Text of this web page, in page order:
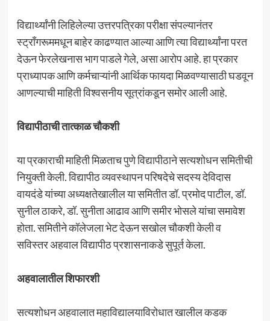
विद्यार्थ्यांनी लिहिलेल्या उत्तरपत्रिका परीक्षा संपल्यानंतर
स्ट्रॉंगरूममधून बाहेर काढण्यात आल्या आणि त्या विद्यार्थ्यांना परत
देऊन फेरलेखनास भाग पाडले गेले, असा आरोप आहे. हा प्रकार
प्राध्यापक आणि कर्मचाऱ्यांनी आर्थिक फायदा मिळवण्यासाठी घडवून
आणल्याची माहिती विश्वसनीय सूत्रांकडून समोर आली आहे.
विद्यापीठाची तात्काळ चौकशी
या प्रकाराची माहिती मिळताच पुणे विद्यापीठाने सत्यशोधन समितीची
नियुक्ती केली. विद्यापीठ व्यवस्थापन परिषदेचे सदस्य देविदास
वायदंडे यांच्या अध्यक्षतेखालील या समितीत डॉ. प्रमोद पाटील, डॉ.
सुनील ठाकरे, डॉ. सुनीता आढाव आणि समीर भोसले यांचा समावेश
होता. समितीने कॉलेजला भेट देऊन सखोल चौकशी केली व
सविस्तर अहवाल विद्यापीठ प्रशासनाकडे सुपूर्त केला.
अहवालातील शिफारशी
सत्यशोधन अहवालात महाविद्यालयाविरोधात खालील कडक